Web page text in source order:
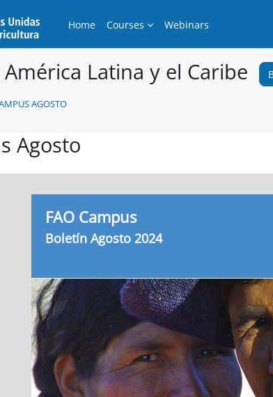
Home
Courses Webinars
Latina y el Caribe
AGOSTO
Agosto
FAO Campus
Boletín Agosto 2024